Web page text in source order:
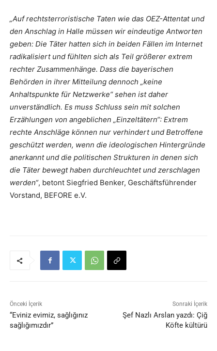
„Auf rechtsterroristische Taten wie das OEZ-Attentat und
den Anschlag in Halle müssen wir eindeutige Antworten
geben: Die Täter hatten sich in beiden Fällen im Internet
radikalisiert und fühlten sich als Teil größerer extrem
rechter Zusammenhänge. Dass die bayerischen
Behörden in ihrer Mitteilung dennoch „keine
Anhaltspunkte für Netzwerke“ sehen ist daher
unverständlich. Es muss Schluss sein mit solchen
Erzählungen von angeblichen „Einzeltätern“: Extrem
rechte Anschläge können nur verhindert und Betroffene
geschützt werden, wenn die ideologischen Hintergründe
anerkannt und die politischen Strukturen in denen sich
die Täter bewegt haben durchleuchtet und zerschlagen
werden“, betont Siegfried Benker, Geschäftsführender
Vorstand, BEFORE e.V.
Önceki İçerik
“Eviniz evimiz, sağlığınız
sağlığımızdır”
Sonraki İçerik
Şef Nazlı Arslan yazdı: Çiğ
Köfte kültürü